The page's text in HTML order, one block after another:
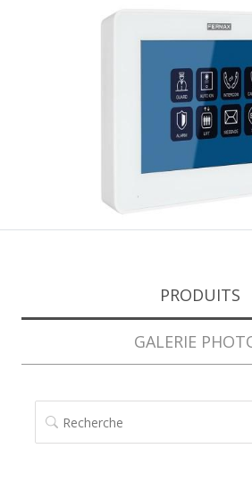
PRODUITS
GALERIE
RECHERCHE